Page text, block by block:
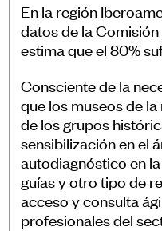
En la región
datos de la
estima que el 80%
Consciente de la
que los museos de
de los grupos
sensibilización en el
autodiagnóstico en
guías y otro tipo de
acceso y consulta
profesionales del